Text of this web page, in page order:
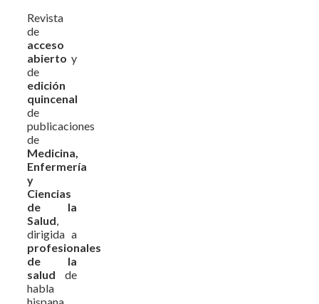
Revista
de
acceso
abierto y
de
edición
quincenal
de
publicaciones
de
Medicina,
Enfermería
y
Ciencias
de la
Salud,
dirigida a
profesionales
de la
salud de
habla